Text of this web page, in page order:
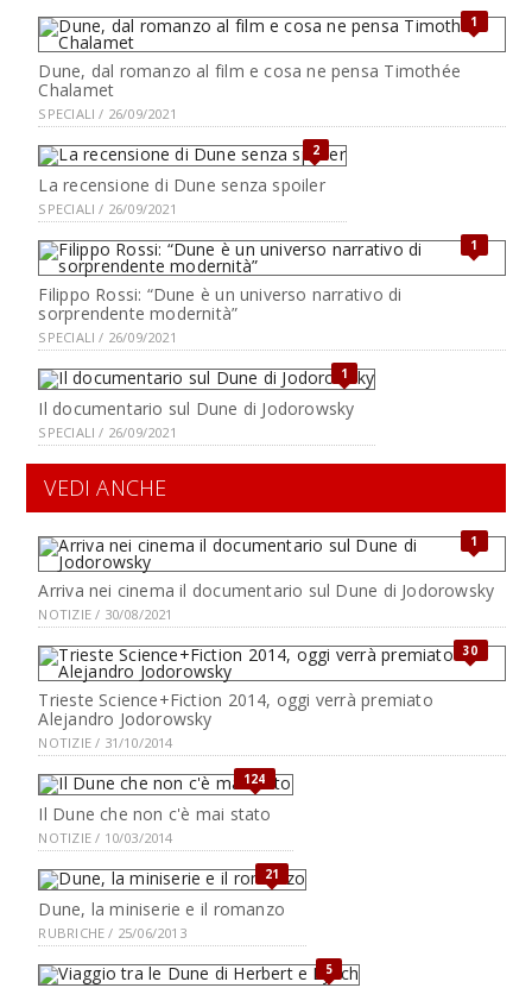
1
Dune, dal romanzo al film e cosa ne pensa Timothée
Chalamet
SPECIALI / 26/09/2021
2
La recensione di Dune senza spoiler
SPECIALI / 26/09/2021
1
Filippo Rossi: “Dune è un universo narrativo di
sorprendente modernità”
SPECIALI / 26/09/2021
1
Il documentario sul Dune di Jodorowsky
SPECIALI / 26/09/2021
VEDI ANCHE
1
Arriva nei cinema il documentario sul Dune di Jodorowsky
NOTIZIE / 30/08/2021
30
Trieste Science+Fiction 2014, oggi verrà premiato
Alejandro Jodorowsky
NOTIZIE / 31/10/2014
124
Il Dune che non c'è mai stato
NOTIZIE / 10/03/2014
21
Dune, la miniserie e il romanzo
RUBRICHE / 25/06/2013
5